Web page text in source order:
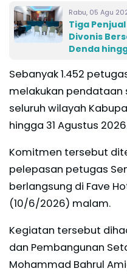
Rabu, 05 Agu
Tiga
Divonis
Denda
Sebanyak 1.452
melakukan
seluruh wilayah
hingga 31 Agustus
Komitmen tersebut
pelepasan petugas
berlangsung di Fave
(10/6/2026) malam.
Kegiatan tersebut
dan Pembangunan
Mohammad Bahrul